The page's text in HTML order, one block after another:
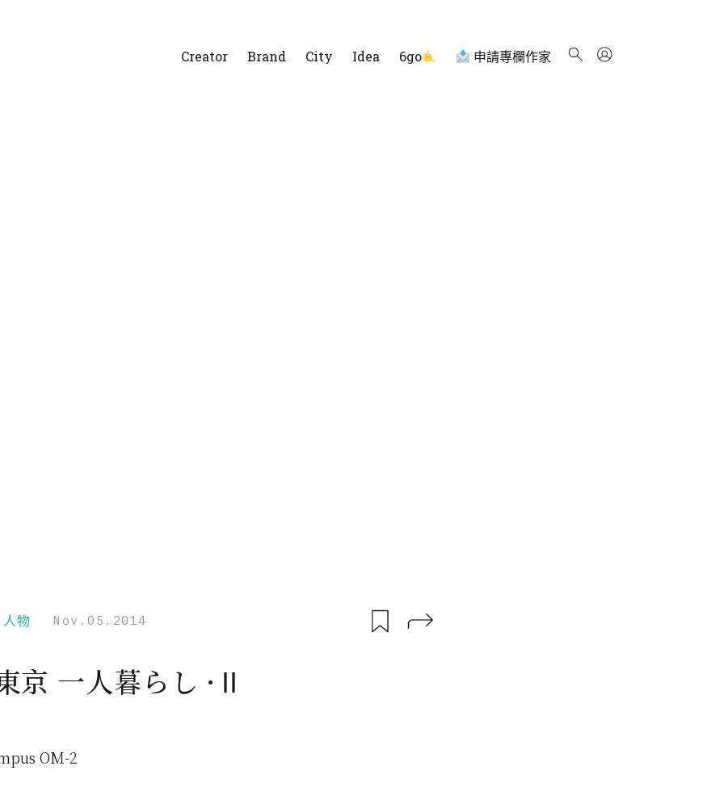
Creator Brand City Idea 6go 申請專欄作家
物 Nov.05.2014
京 一人暮らし ·Ⅱ
OM-2